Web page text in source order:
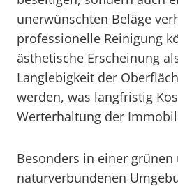
unerwünschten Beläge
professionelle Reinigung
ästhetische Erscheinung
Langlebigkeit der
werden, was langfristig
Werterhaltung der
Besonders in einer grünen
naturverbundenen